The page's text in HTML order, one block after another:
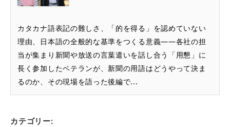
カタカナ語表記の難しさ、「的を得る」を認めていない
理由、日本語の全般的な基準をつくる意義――各社の担
当が集まり新聞や放送の言葉遣いを話し合う「用懇」に
長く参加したベテランが、新聞の用語はどうやって決ま
るのか、その現場を語った後編で...
カテゴリー: